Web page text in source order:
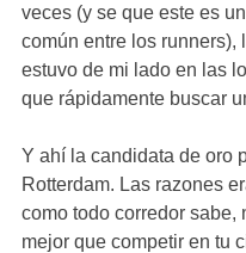
veces (y se que este es
común entre los runners),
estuvo de mi lado en las
que rápidamente buscar
Y ahí la candidata de oro
Rotterdam. Las razones
como todo corredor sabe,
mejor que competir en tu